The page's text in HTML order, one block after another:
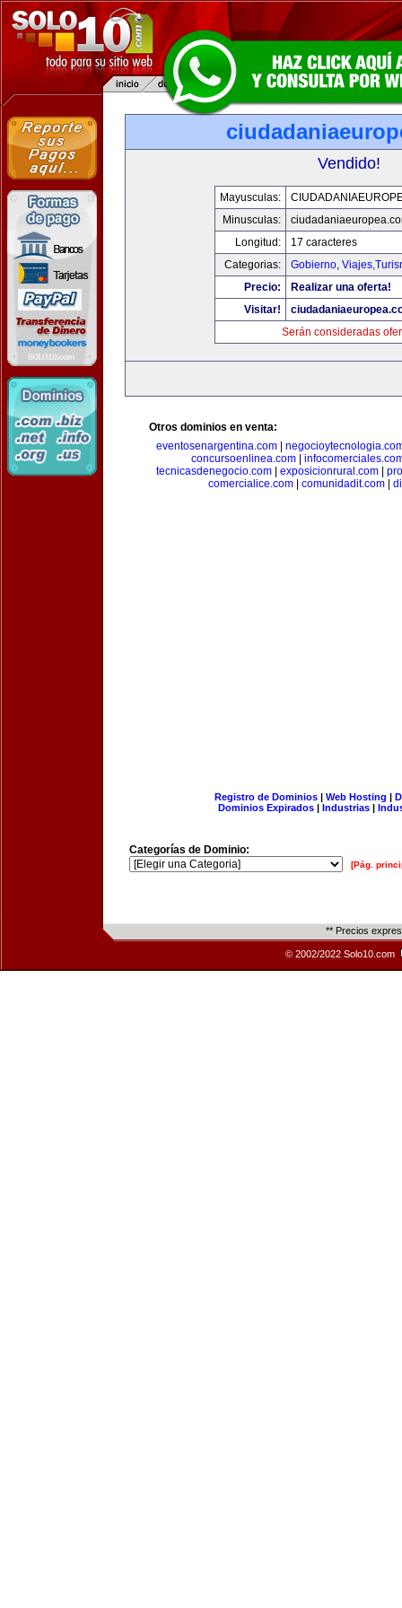
Vendido!
Mayusculas:
Minusculas:
Longitud:
17 caracteres
Categorias:
Gobierno,
Precio:
Realizar una oferta!
Visitar!
Serán consideradas
Otros dominios en venta:
eventosenargentina.com
concursoenlinea.com|
tecnicasdenegocio.com
exposicionrural.com
comercialice.com| comunidadit.com|
Registro de Dominios| Web Hosting |
Dominios Expirados | Industrias |
Categorías de Dominio:
[Pág.
** Precios
© 2002/2022 Solo10.com